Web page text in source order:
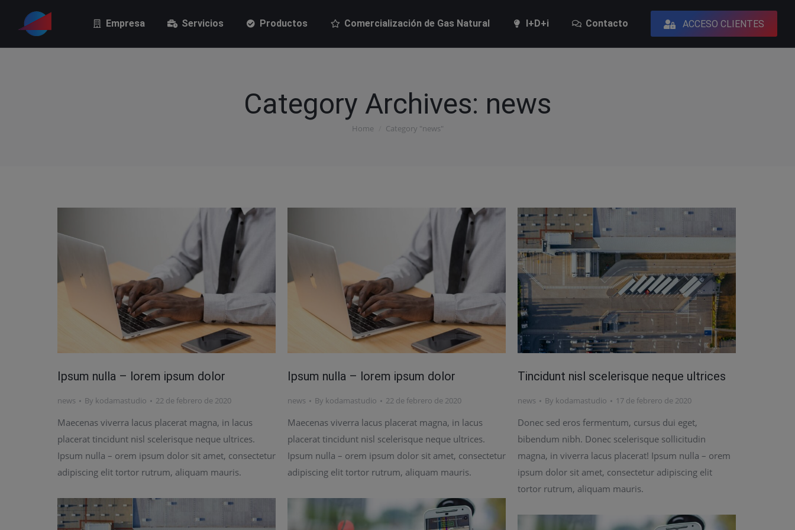
Empresa Servicios Productos Comercialización de Gas Natural I+D+i Contacto ACCESO CLIENTES
Category Archives: news
You are here:
Home Category "news"
Ipsum nulla – lorem ipsum dolor
news By kodamastudio 22 de febrero de 2020
Maecenas viverra lacus placerat magna, in lacus
placerat tincidunt nisl scelerisque neque ultrices.
Ipsum nulla – orem ipsum dolor sit amet, consectetur
adipiscing elit tortor rutrum, aliquam mauris.
Ipsum nulla – lorem ipsum dolor
news By kodamastudio 22 de febrero de 2020
Maecenas viverra lacus placerat magna, in lacus
placerat tincidunt nisl scelerisque neque ultrices.
Ipsum nulla – orem ipsum dolor sit amet, consectetur
adipiscing elit tortor rutrum, aliquam mauris.
Tincidunt nisl scelerisque neque ultrices
news By kodamastudio 17 de febrero de 2020
Donec sed eros fermentum, cursus dui eget,
bibendum nibh. Donec scelerisque sollicitudin
magna, in viverra lacus placerat! Ipsum nulla – orem
ipsum dolor sit amet, consectetur adipiscing elit
tortor rutrum, aliquam mauris.
Empresa Servicios Productos Comercialización de Gas Natural I+D+i Contacto ACCESO CLIENTES